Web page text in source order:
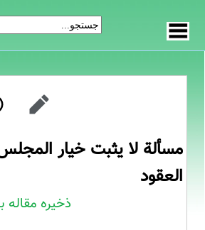
مسألة لا یثبت خیار
العقود
ذخیره